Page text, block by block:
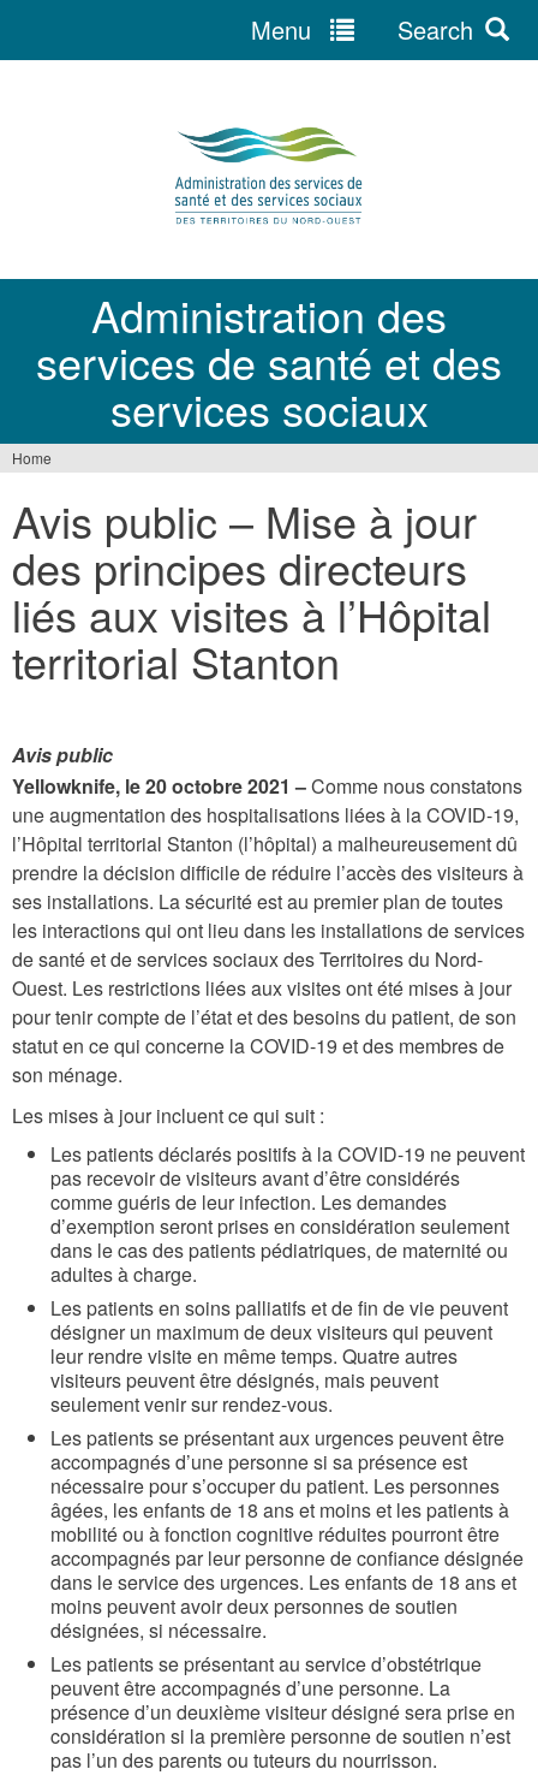
Administration des
services de santé et des
services sociaux
Menu Search
are
here
Home
Avis public – Mise à jour
des principes directeurs
liés aux visites à l’Hôpital
territorial Stanton
Avis public
Yellowknife, le 20 octobre 2021 –Comme nous constatons
une augmentation des hospitalisations liées à la COVID-19,
l’Hôpital territorial Stanton (l’hôpital) a malheureusement dû
prendre la décision difficile de réduire l’accès des visiteurs à
ses installations. La sécurité est au premier plan de toutes
les interactions qui ont lieu dans les installations de services
de santé et de services sociaux des Territoires du Nord-
Ouest. Les restrictions liées aux visites ont été mises à jour
pour tenir compte de l’état et des besoins du patient, de son
statut en ce qui concerne la COVID-19 et des membres de
son ménage.
Les mises à jour incluent ce qui suit :
Les patients déclarés positifs à la COVID-19 ne peuvent
pas recevoir de visiteurs avant d’être considérés
comme guéris de leur infection. Les demandes
d’exemption seront prises en considération seulement
dans le cas des patients pédiatriques, de maternité ou
adultes à charge.
Les patients en soins palliatifs et de fin de vie peuvent
désigner un maximum de deux visiteurs qui peuvent
leur rendre visite en même temps. Quatre autres
visiteurs peuvent être désignés, mais peuvent
seulement venir sur rendez-vous.
Les patients se présentant aux urgences peuvent être
accompagnés d’une personne si sa présence est
nécessaire pour s’occuper du patient. Les personnes
âgées, les enfants de 18 ans et moins et les patients à
mobilité ou à fonction cognitive réduites pourront être
accompagnés par leur personne de confiance désignée
dans le service des urgences. Les enfants de 18 ans et
moins peuvent avoir deux personnes de soutien
désignées, si nécessaire.
Les patients se présentant au service d’obstétrique
peuvent être accompagnés d’une personne. La
présence d’un deuxième visiteur désigné sera prise en
considération si la première personne de soutien n’est
pas l’un des parents ou tuteurs du nourrisson.